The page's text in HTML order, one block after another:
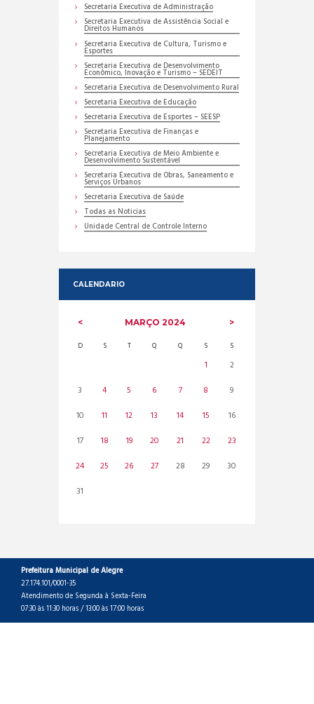
Secretaria Executiva de Administração
Secretaria Executiva de Assistência Social e
Direitos Humanos
Secretaria Executiva de Cultura, Turismo e
Esportes
Secretaria Executiva de Desenvolvimento
Econômico, Inovação e Turismo – SEDEIT
Secretaria Executiva de Desenvolvimento Rural
Secretaria Executiva de Educação
Secretaria Executiva de Esportes – SEESP
Secretaria Executiva de Finanças e
Planejamento
Secretaria Executiva de Meio Ambiente e
Desenvolvimento Sustentável
Secretaria Executiva de Obras, Saneamento e
Serviços Urbanos
Secretaria Executiva de Saúde
Todas as Noticias
Unidade Central de Controle Interno
CALENDARIO
MARÇO2024
D S T Q Q S S
1
2
3
4 5 6 7 8
9
10
11 12 13 14 15
16
17
18 19 20 21 22
23
24
25 26 27 28 29
30
31
Prefeitura Municipal de Alegre
27.174.101/0001-35
Atendimento de Segunda à Sexta-Feira
07:30 às 11:30 horas / 13:00 às 17:00 horas